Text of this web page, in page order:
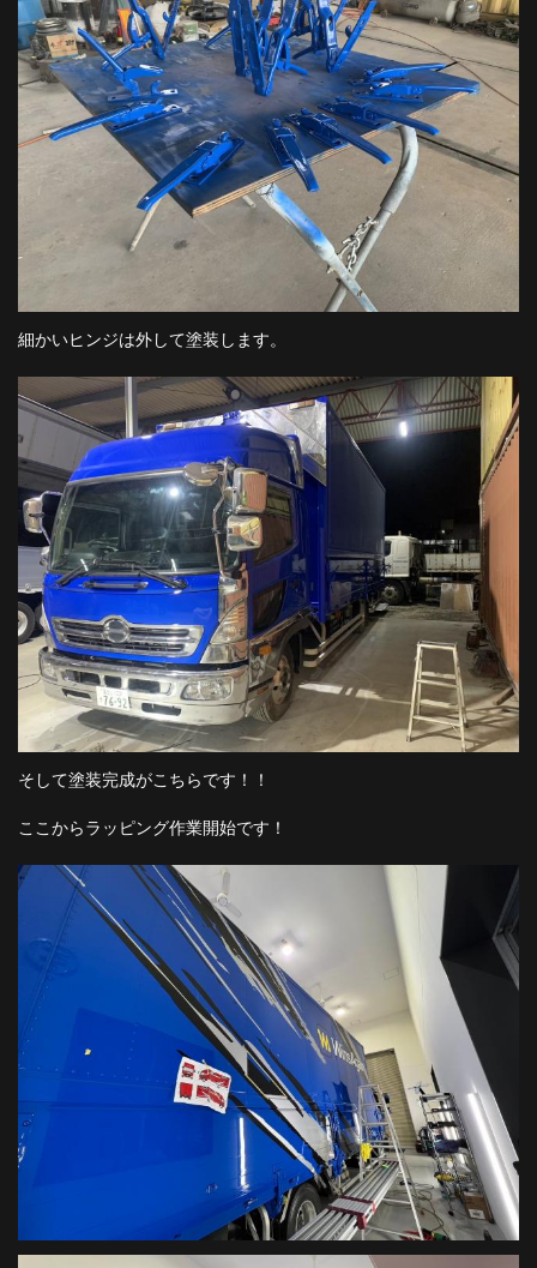
細かいヒンジは外して塗装します。
そして塗装完成がこちらです！！
ここからラッピング作業開始です！